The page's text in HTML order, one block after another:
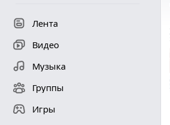
Лента
Видео
Музыка
Группы
Игры